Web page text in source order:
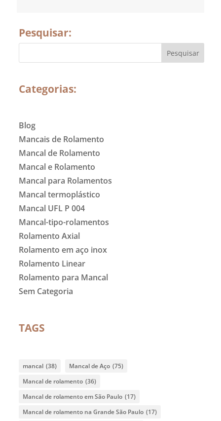
Pesquisar:
Categorias:
Blog
Mancais de Rolamento
Mancal de Rolamento
Mancal e Rolamento
Mancal para Rolamentos
Mancal termoplástico
Mancal UFL P 004
Mancal-tipo-rolamentos
Rolamento Axial
Rolamento em aço inox
Rolamento Linear
Rolamento para Mancal
Sem Categoria
TAGS
mancal (38) Mancal de Aço (75)
Mancal de rolamento (36)
Mancal de rolamento em São Paulo (17)
Mancal de rolamento na Grande São Paulo (17)